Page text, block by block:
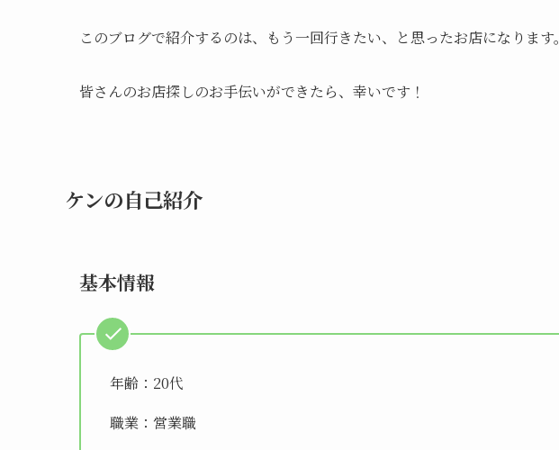
このブログで紹介するのは、もう一回行きたい、と思ったお店になります。
皆さんのお店探しのお手伝いができたら、幸いです！
ケンの自己紹介
基本情報
年齢：20代
職業：営業職